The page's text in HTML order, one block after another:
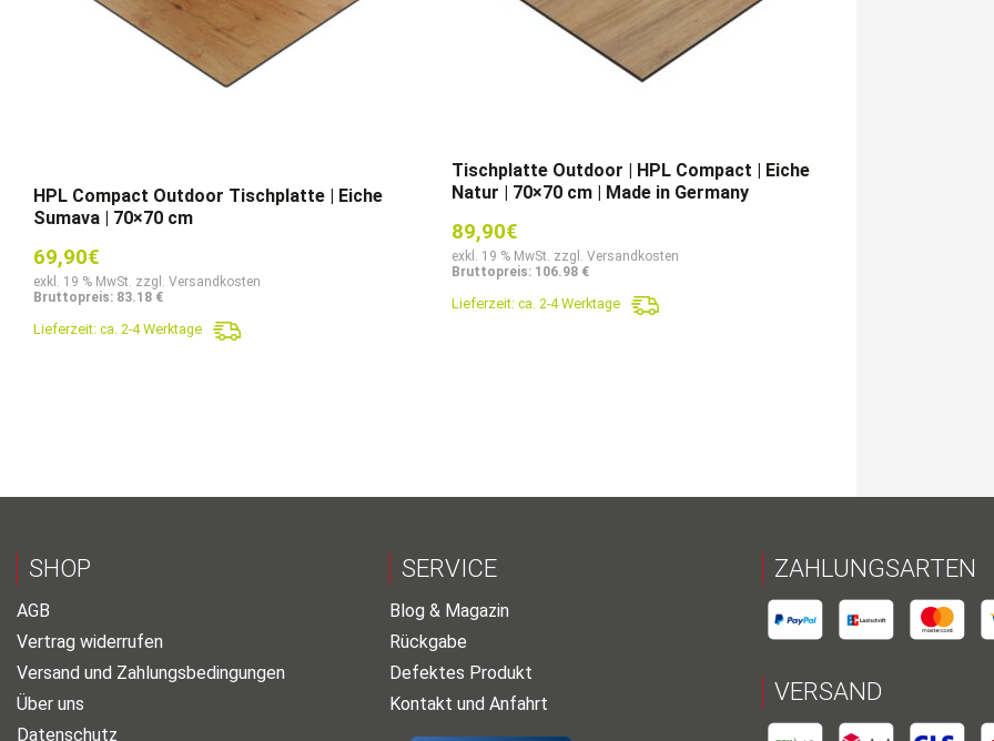
HPL Compact Outdoor Tischplatte | Eiche
Sumava | 70×70 cm
69,90€
exkl. 19 % MwSt. zzgl. Versandkosten
Bruttopreis: 83.18 €
Lieferzeit: ca. 2-4 Werktage
Tischplatte Outdoor | HPL Compact | Eiche
Natur | 70×70 cm | Made in Germany
89,90€
exkl. 19 % MwSt. zzgl. Versandkosten
Bruttopreis: 106.98 €
Lieferzeit: ca. 2-4 Werktage
SHOP
AGB
Vertrag widerrufen
Versand und Zahlungsbedingungen
Über uns
Datenschutz
SERVICE
Blog & Magazin
Rückgabe
Defektes Produkt
Kontakt und Anfahrt
ZAHLUNGSARTEN
VERSAND